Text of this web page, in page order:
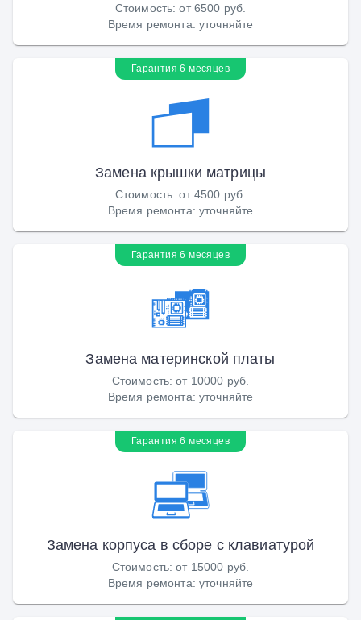
Стоимость:от 6500 руб.
Время ремонта: уточняйте
Гарантия 6 месяцев
Замена крышки матрицы
Стоимость:от 4500 руб.
Время ремонта: уточняйте
Гарантия 6 месяцев
Замена материнской платы
Стоимость:от 10000 руб.
Время ремонта: уточняйте
Гарантия 6 месяцев
Замена корпуса в сборе с клавиатурой
Стоимость:от 15000 руб.
Время ремонта: уточняйте